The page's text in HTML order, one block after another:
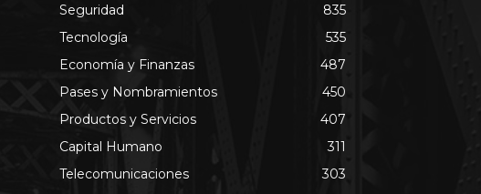
Seguridad
835
Tecnología
535
Economía y Finanzas
487
Pases y Nombramientos
450
Productos y Servicios
407
Capital Humano
311
Telecomunicaciones
303